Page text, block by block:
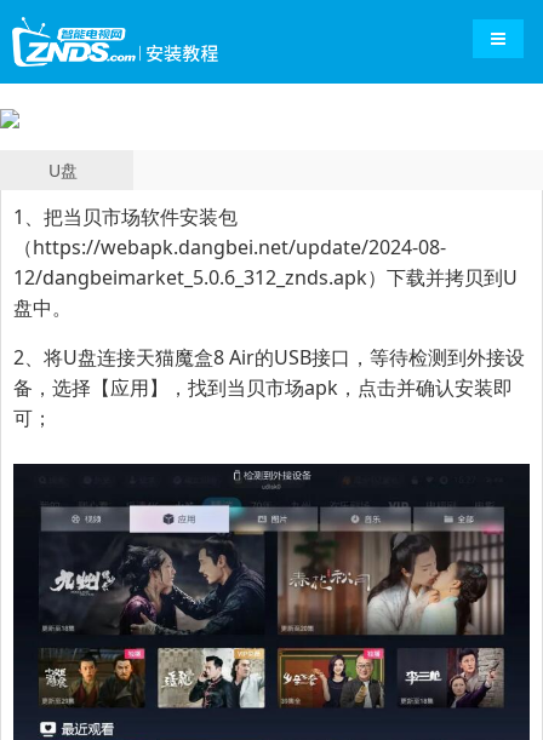
导航
U盘
1、把当贝市场软件安装包
（https://webapk.dangbei.net/update/2024-08-
12/dangbeimarket_5.0.6_312_znds.apk）下载并拷贝到U
盘中。
2、将U盘连接天猫魔盒8 Air的USB接口，等待检测到外接设
备，选择【应用】，找到当贝市场apk，点击并确认安装即
可；